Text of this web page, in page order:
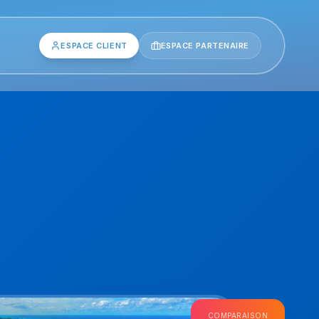
ESPACE CLIENT ESPACE PARTENAIRE
COMPARAISON